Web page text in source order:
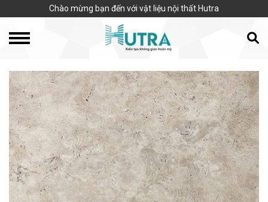
Chào mừng bạn đến với vật liệu nội thất Hutra